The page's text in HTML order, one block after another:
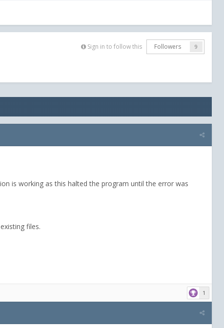
Sign in to follow this Followers 9
is working as this halted the program until the error was
files.
1